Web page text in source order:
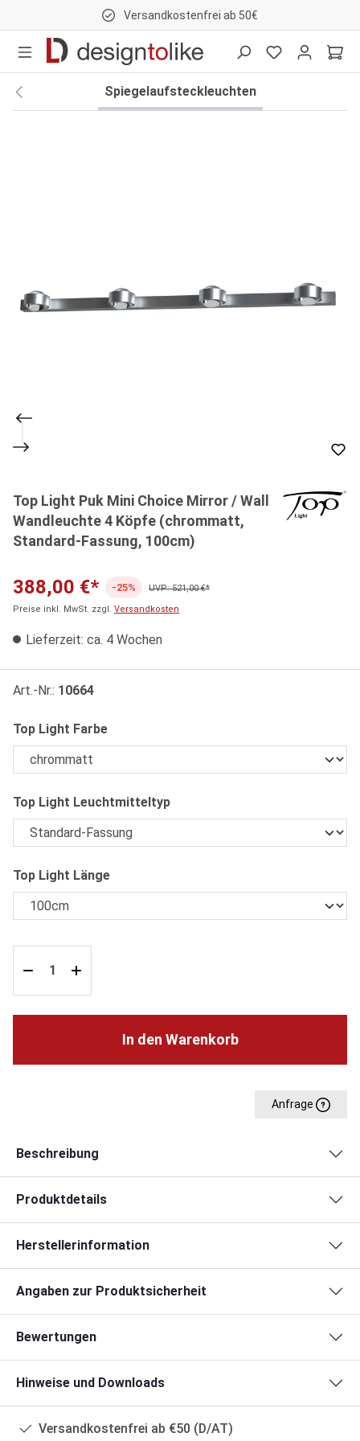
Versandkostenfrei ab 50€
Spiegelaufsteckleuchten
Top Light Puk Mini Choice Mirror / Wall
Wandleuchte 4 Köpfe (chrommatt,
Standard-Fassung, 100cm)
388,00 €* -25%
UVP: 521,00 €*
Preise inkl. MwSt. zzgl. Versandkosten
Lieferzeit: ca. 4 Wochen
Art.-Nr.: 10664
Top Light Farbeauswählen
Top Light Leuchtmitteltypauswählen
Top Light Längeauswählen
In den Warenkorb
Anfrage
Beschreibung
Produktdetails
Herstellerinformation
Angaben zur Produktsicherheit
Bewertungen
Hinweise und Downloads
Versandkostenfrei ab €50 (D/AT)